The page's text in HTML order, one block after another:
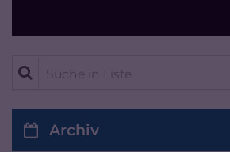
Suche in Liste
Archiv